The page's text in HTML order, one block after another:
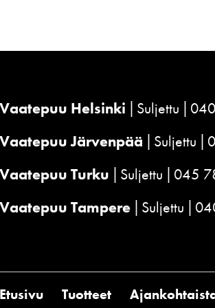
Vaatepuu Helsinki Suljettu
Vaatepuu Järvenpää
Suljettu
Vaatepuu Turku
Suljettu
045
Vaatepuu Tampere Suljettu
Etusivu Tuotteet